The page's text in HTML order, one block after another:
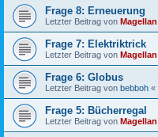
Frage 8: Erneuerung
Letzter Beitrag von Magellan
Frage 7: Elektriktrick
Letzter Beitrag von Magellan
Frage 6: Globus
Letzter Beitrag von bebboh «
Frage 5: Bücherregal
Letzter Beitrag von Magellan